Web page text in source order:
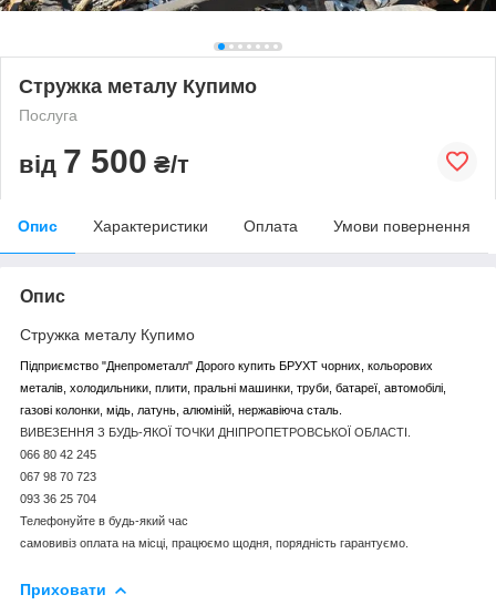
Стружка металу Купимо
Послуга
від 7 500 ₴/т
Опис Характеристики Оплата Умови повернення
Опис
Стружка металу Купимо
Підприємство "Днепрометалл" Дорого купить БРУХТ чорних, кольорових
металів, холодильники, плити, пральні машинки, труби, батареї, автомобілі,
газові колонки, мідь, латунь, алюміній, нержавіюча сталь.
ВИВЕЗЕННЯ З БУДЬ-ЯКОЇ ТОЧКИ ДНІПРОПЕТРОВСЬКОЇ ОБЛАСТІ.
066 80 42 245
067 98 70 723
093 36 25 704
Телефонуйте в будь-який час
самовивіз оплата на місці, працюємо щодня, порядність гарантуємо.
Приховати